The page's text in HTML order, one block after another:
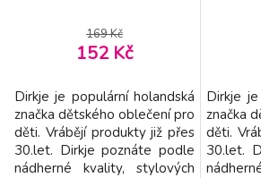
169 Kč
152 Kč
Dirkje je populární holandská
značka dětského oblečení pro
děti. Vrábějí produkty již přes
30.let. Dirkje poznáte podle
nádherné kvality, stylových
Dirkje
značka
děti.
30.let.